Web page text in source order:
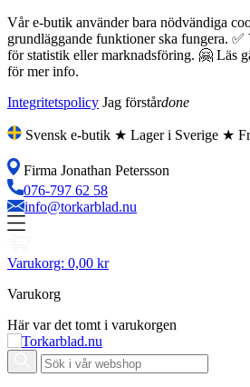
Vår e-butik använder bara nödvändiga
grundläggande funktioner ska fungera.
för statistik eller marknadsföring. 🤗 Läs
för mer info.
Integritetspolicy Jag förstårdone
Svensk e-butik ★ Lager i Sverige ★
Firma Jonathan Petersson
076-797 62 58
info@torkarblad.nu
Varukorg: 0,00 kr
Varukorg
Här var det tomt i varukorgen